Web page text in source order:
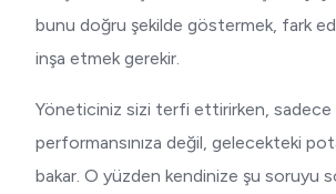
bunu doğru şekilde göstermek, fark
inşa etmek gerekir.
Yöneticiniz sizi terfi ettirirken, sadece
performansınıza değil, gelecekteki
bakar. O yüzden kendinize şu soruyu